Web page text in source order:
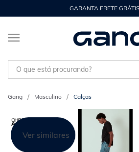
GARANTA FRETE GRÁTIS!*
O que está procurando?
Masculino Calças
Ver similares